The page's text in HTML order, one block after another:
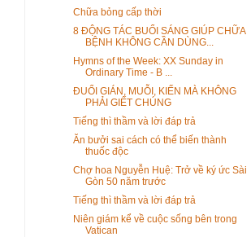
Chữa bỏng cấp thời
8 ĐỘNG TÁC BUỔI SÁNG GIÚP CHỮA
BỆNH KHÔNG CẦN DÙNG...
Hymns of the Week: XX Sunday in
Ordinary Time - B ...
ĐUỔI GIÁN, MUỖI, KIẾN MÀ KHÔNG
PHẢI GIẾT CHÚNG
Tiếng thì thầm và lời đáp trả
Ăn bưởi sai cách có thể biến thành
thuốc độc
Chợ hoa Nguyễn Huệ: Trở về ký ức Sài
Gòn 50 năm trước
Tiếng thì thầm và lời đáp trả
Niên giám kể về cuộc sống bên trong
Vatican